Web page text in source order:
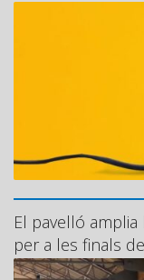
El pavelló
per a les finals